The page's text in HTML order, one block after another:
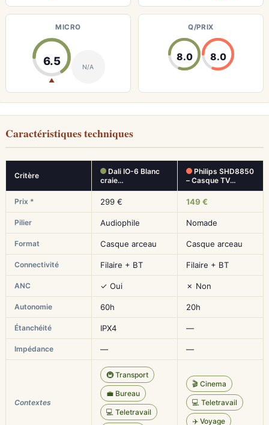
MICRO
6.5
▲
N/A
Q/PRIX
8.0 8.0
Caractéristiques techniques
Critère
Dali IO-6 Blanc
craie…
Philips SHD8850
– Casque TV…
Prix * 299 € 149 €
Pilier Audiophile Nomade
Format Casque arceau Casque arceau
Connectivité Filaire + BT Filaire + BT
ANC ✓ Oui ✗ Non
Autonomie 60h 20h
Étanchéité IPX4 —
Impédance — —
Contextes
🚇 Transport
💼 Bureau
💻 Teletravail
🎬 Cinema
💻 Teletravail
✈️ Voyage